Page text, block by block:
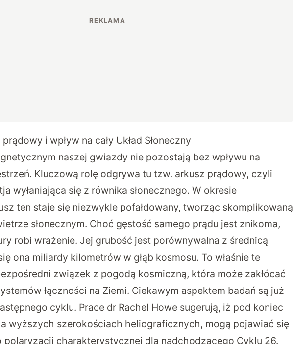
i wpływ na cały Układ Słoneczny
naszej gwiazdy nie pozostają bez wpływu na
Kluczową rolę odgrywa tu tzw. arkusz prądowy, czyli
wyłaniająca się z równika słonecznego. W okresie
ten staje się niezwykle pofałdowany, tworząc skomplikowaną
słonecznym. Choć gęstość samego prądu jest znikoma,
robi wrażenie. Jej grubość jest porównywalna z średnicą
ona miliardy kilometrów w głąb kosmosu. To właśnie te
związek z pogodą kosmiczną, która może zakłócać
łączności na Ziemi. Ciekawym aspektem badań są już
cyklu. Prace dr Rachel Howe sugerują, iż pod koniec
wyższych szerokościach heliograficznych, mogą pojawiać się
polaryzacji charakterystycznej dla nadchodzącego Cyklu 26.